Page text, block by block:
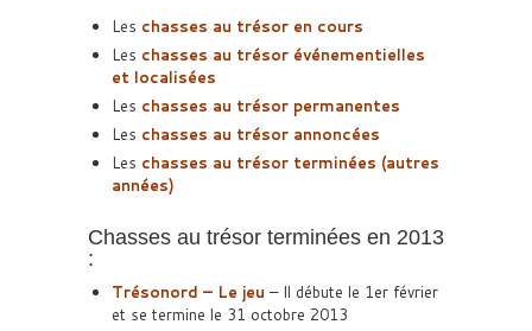
Les chasses au trésor en cours
Les chasses au trésor événementielles
et localisées
Les chasses au trésor permanentes
Les chasses au trésor annoncées
Les chasses au trésor terminées (autres
années)
Chasses au trésor terminées en 2013
:
Trésonord – Le jeu – Il débute le 1er février
et se termine le 31 octobre 2013